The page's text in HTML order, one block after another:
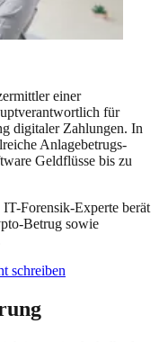
einer
für
digitaler Zahlungen. In
Anlagebetrugs-
Geldflüsse bis zu
Forensik-Experte berät
Betrug sowie
schreiben